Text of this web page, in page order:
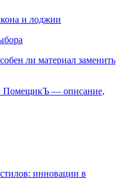
и лоджии
ли материал заменить
ПомещикЪ — описание,
инновации в